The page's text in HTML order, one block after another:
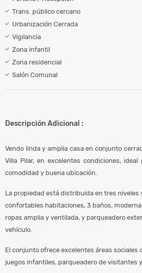
Trans. público cercano
Urbanización Cerrada
Vigilancia
Zona infantil
Zona residencial
Salón Comunal
Descripción Adicional :
Vendo linda y amplia casa en conjunto
Villa Pilar, en excelentes condiciones,
comodidad y buena ubicación.
La propiedad está distribuida en tres niveles
confortables habitaciones, 3 baños,
ropas amplia y ventilada, y parqueadero
vehículo.
El conjunto ofrece excelentes áreas sociales
juegos infantiles, parqueadero de visitantes